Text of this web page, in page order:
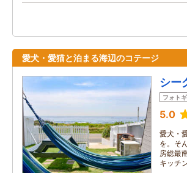
愛犬・愛猫と泊まる海辺のコテージ
シー
フォト
5.0
愛犬・
を。そ
房総最
キッチ